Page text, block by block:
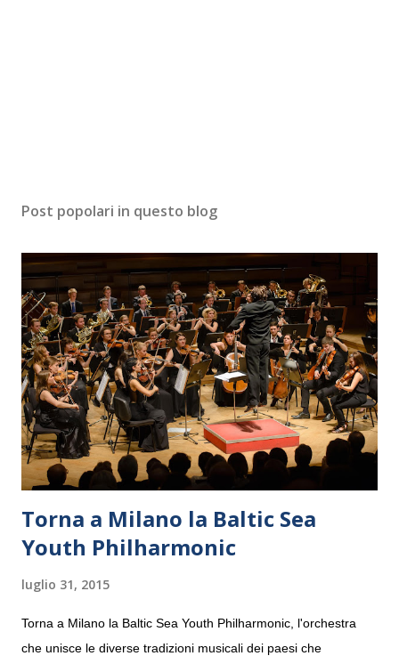
Post popolari in questo blog
Torna a Milano la Baltic Sea
Youth Philharmonic
luglio 31, 2015
Torna a Milano la Baltic Sea Youth Philharmonic, l'orchestra
che unisce le diverse tradizioni musicali dei paesi che